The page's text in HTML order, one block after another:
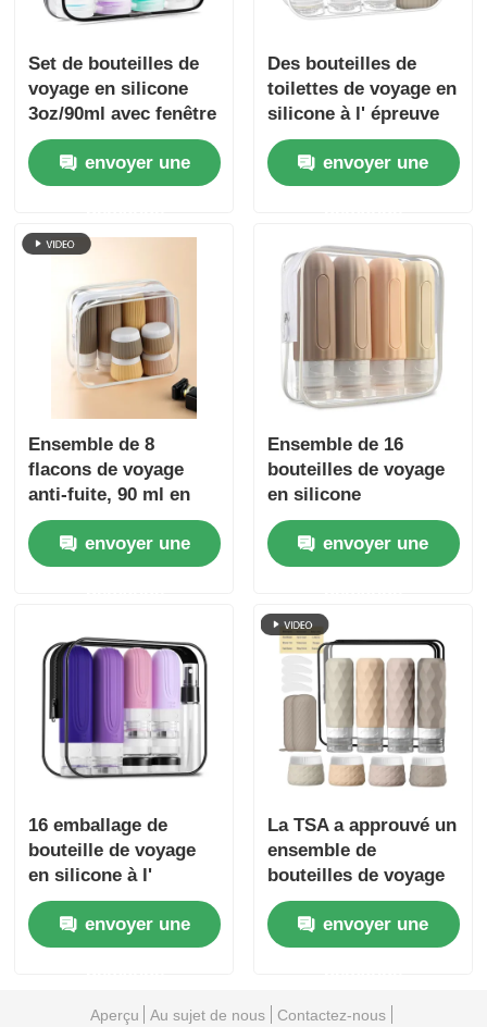
Set de bouteilles de
voyage en silicone
3oz/90ml avec fenêtre
transparente
envoyer une
Des bouteilles de
toilettes de voyage en
silicone à l' épreuve
des fuites, portatives,
homologuées par la
TSA et sans BPA.
envoyer une
Ensemble de 8
flacons de voyage
anti-fuite, 90 ml en
silicone + 30 ml en
siliconeenvoyer une
Ensemble de 16
bouteilles de voyage
en silicone
approuvées par la
TSA, étanches, à
large ouverture, avec
rechargeables
envoyer une
16 emballage de
bouteille de voyage
en silicone à l'
épreuve des fuites
approuvée par la TSA
envoyer une
La TSA a approuvé un
ensemble de
bouteilles de voyage
en silicone étanche à
fuite avec une large
bouche pour un
envoyer une
Aperçu Au sujet de nous Contactez-nous